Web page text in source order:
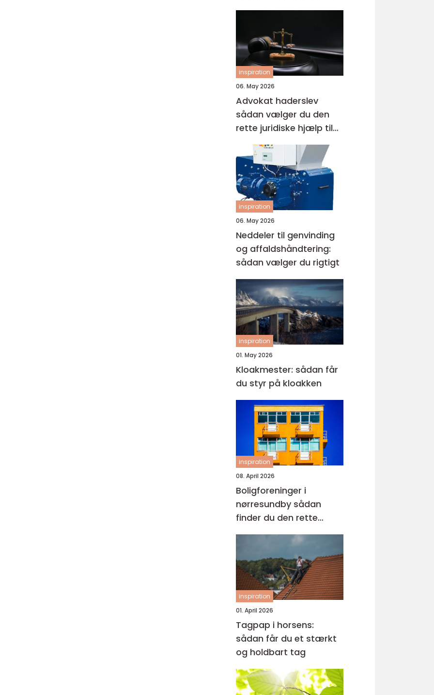
inspiration
06. May 2026
Advokat haderslev
sådan vælger du den
rette juridiske hjælp til
familien
inspiration
06. May 2026
Neddeler til genvinding
og affaldshåndtering:
sådan vælger du rigtigt
inspiration
01. May 2026
Kloakmester: sådan får
du styr på kloakken
inspiration
08. April 2026
Boligforeninger i
nørresundby sådan
finder du den rette
lejebolig
inspiration
01. April 2026
Tagpap i horsens:
sådan får du et stærkt
og holdbart tag